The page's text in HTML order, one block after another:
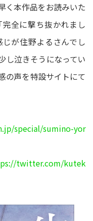
く本作品をお読みいた
全に撃ち抜かれまし
が住野よるさんでし
し泣きそうになってい
の声を特設サイトにて
special/sumino-yor
twitter.com/kutek